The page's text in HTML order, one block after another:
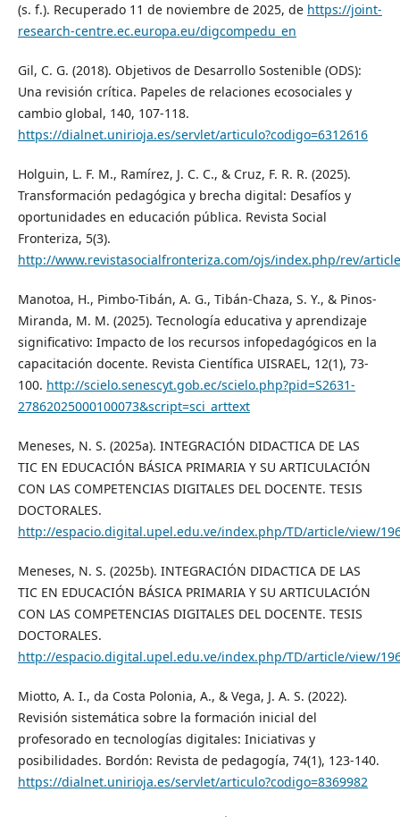
(s. f.). Recuperado 11 de noviembre de 2025, de https://joint-
research-centre.ec.europa.eu/digcompedu_en
Gil, C. G. (2018). Objetivos de Desarrollo Sostenible (ODS):
Una revisión crítica. Papeles de relaciones ecosociales y
cambio global, 140, 107-118.
https://dialnet.unirioja.es/servlet/articulo?codigo=6312616
Holguin, L. F. M., Ramírez, J. C. C., & Cruz, F. R. R. (2025).
Transformación pedagógica y brecha digital: Desafíos y
oportunidades en educación pública. Revista Social
Fronteriza, 5(3).
http://www.revistasocialfronteriza.com/ojs/index.php/rev/
Manotoa, H., Pimbo-Tibán, A. G., Tibán-Chaza, S. Y., & Pinos-
Miranda, M. M. (2025). Tecnología educativa y aprendizaje
significativo: Impacto de los recursos infopedagógicos en la
capacitación docente. Revista Científica UISRAEL, 12(1), 73-
100. http://scielo.senescyt.gob.ec/scielo.php?pid=S2631-
27862025000100073&script=sci_arttext
Meneses, N. S. (2025a). INTEGRACIÓN DIDACTICA DE LAS
TIC EN EDUCACIÓN BÁSICA PRIMARIA Y SU ARTICULACIÓN
CON LAS COMPETENCIAS DIGITALES DEL DOCENTE. TESIS
DOCTORALES.
http://espacio.digital.upel.edu.ve/index.php/TD/article/view/
Meneses, N. S. (2025b). INTEGRACIÓN DIDACTICA DE LAS
TIC EN EDUCACIÓN BÁSICA PRIMARIA Y SU ARTICULACIÓN
CON LAS COMPETENCIAS DIGITALES DEL DOCENTE. TESIS
DOCTORALES.
http://espacio.digital.upel.edu.ve/index.php/TD/article/view/
Miotto, A. I., da Costa Polonia, A., & Vega, J. A. S. (2022).
Revisión sistemática sobre la formación inicial del
profesorado en tecnologías digitales: Iniciativas y
posibilidades. Bordón: Revista de pedagogía, 74(1), 123-140.
https://dialnet.unirioja.es/servlet/articulo?codigo=8369982